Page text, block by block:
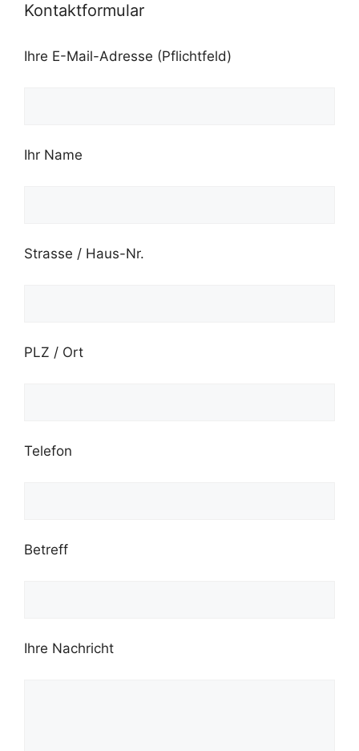
Kontaktformular
Ihre E-Mail-Adresse (Pflichtfeld)
Ihr Name
Strasse / Haus-Nr.
PLZ / Ort
Telefon
Betreff
Ihre Nachricht